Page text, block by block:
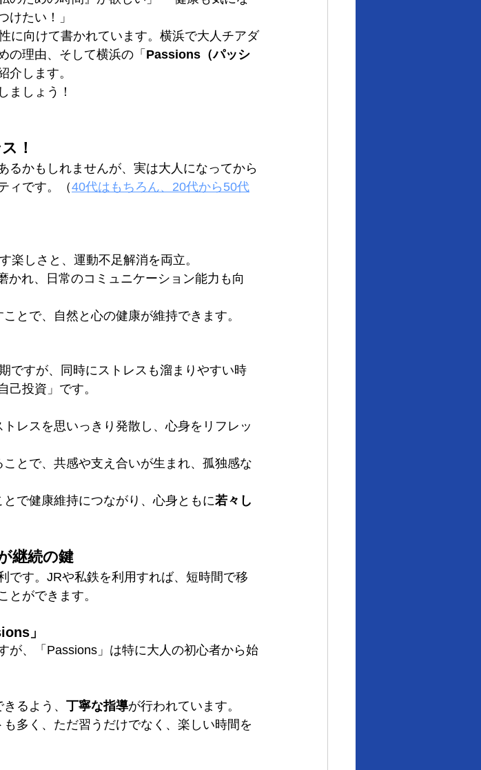
けたい！」
に向けて書かれています。横浜で大人チアダ
の理由、そして横浜の「 Passions（パッシ
介します。
ましょう！
！
るかもしれませんが、実は大人になってから
ィです。
（40代はもちろん、20代から50代
楽しさと、運動不足解消を両立。
かれ、日常のコミュニケーション能力も向
とで、自然と心の健康が維持できます。
ですが、同時にストレスも溜まりやすい時
己投資」です。
トレスを思いっきり発散し、心身をリフレッ
ことで、共感や支え合いが生まれ、孤独感な
で健康維持につながり、心身ともに若々し
継続の鍵
です。JRや私鉄を利用すれば、短時間で移
とができます。
」
が、「Passions」は特に大人の初心者から始
るよう、 丁寧な指導が行われています。
多く、ただ習うだけでなく、楽しい時間を